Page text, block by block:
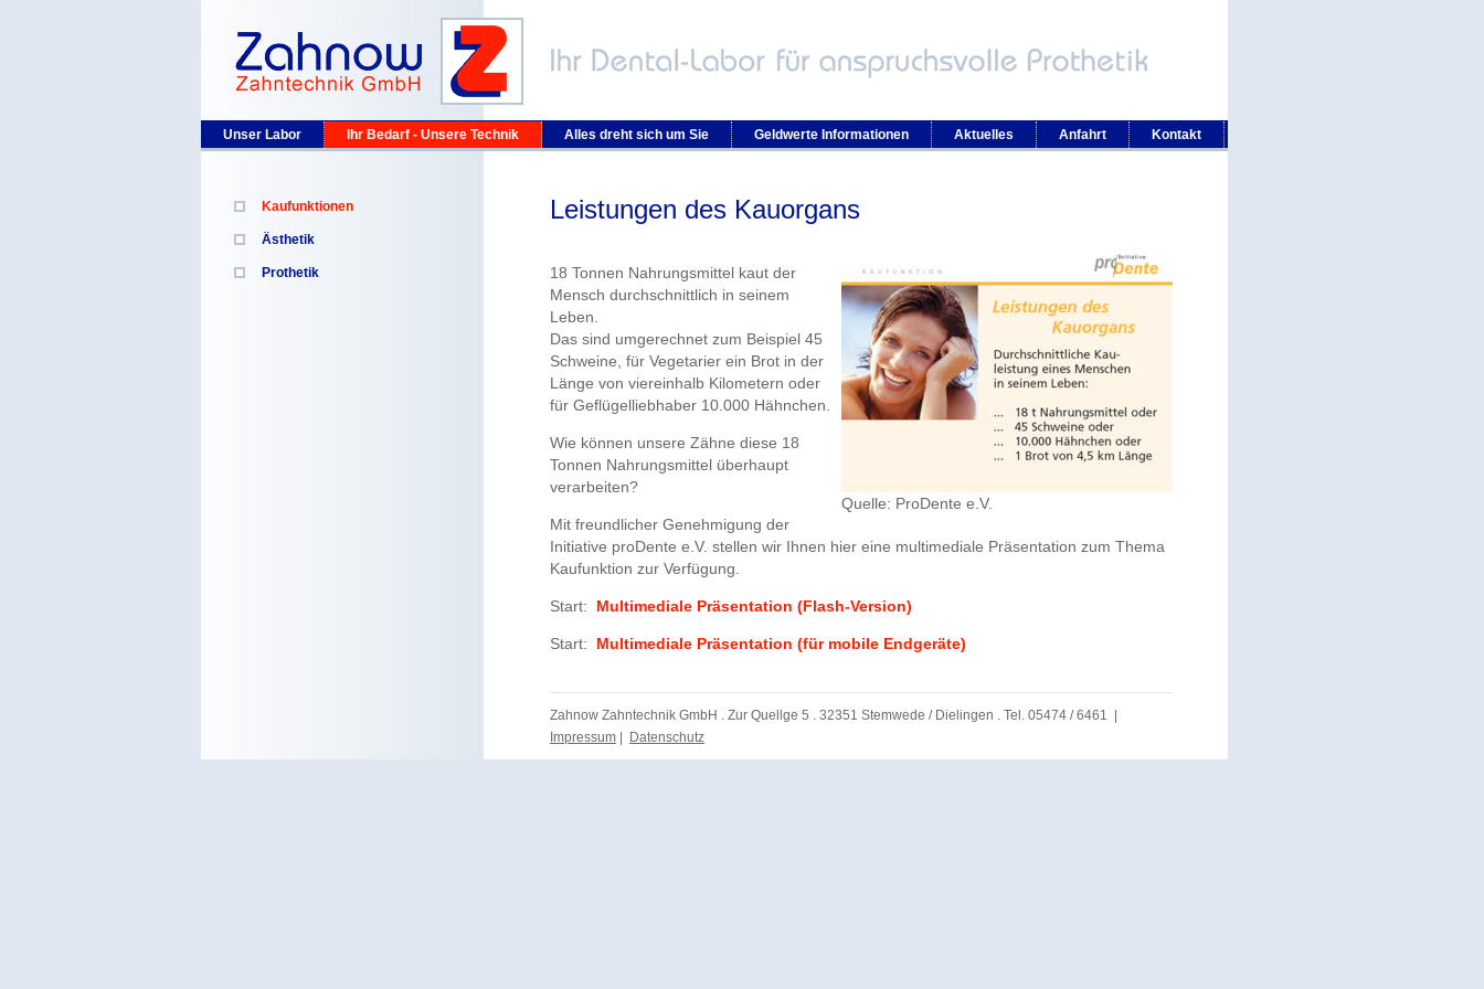
Unser Labor Ihr Bedarf - Unsere Technik Alles dreht sich um Sie Geldwerte Informationen Aktuelles Anfahrt Kontakt
Kaufunktionen
Ästhetik
Prothetik
Leistungen des Kauorgans
Quelle: ProDente e.V.
18 Tonnen Nahrungsmittel kaut der
Mensch durchschnittlich in seinem
Leben.
Das sind umgerechnet zum Beispiel 45
Schweine, für Vegetarier ein Brot in der
Länge von viereinhalb Kilometern oder
für Geflügelliebhaber 10.000 Hähnchen.
Wie können unsere Zähne diese 18
Tonnen Nahrungsmittel überhaupt
verarbeiten?
Mit freundlicher Genehmigung der
Initiative proDente e.V. stellen wir Ihnen hier eine multimediale Präsentation zum Thema
Kaufunktion zur Verfügung.
Start: Multimediale Präsentation (Flash-Version)
Start: Multimediale Präsentation (für mobile Endgeräte)
Zahnow Zahntechnik GmbH . Zur Quellge 5 . 32351 Stemwede / Dielingen . Tel. 05474 / 6461 |
Impressum
Datenschutz